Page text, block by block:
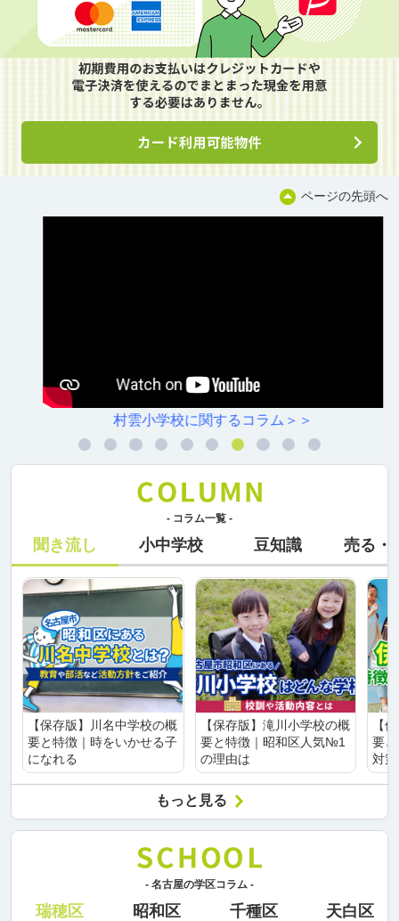
ページの先頭へ
村雲小学校に関するコラム＞＞
- コラム一覧 -
聞き流し 小中学校 豆知識 売る・
【保存版】川名中学校の概
要と特徴｜時をいかせる子
になれる
【保存版】滝川小学校の概
要と特徴｜昭和区人気№1
の理由は
【
要
対
もっと見る
- 名古屋の学区コラム -
瑞穂区 昭和区 千種区 天白区